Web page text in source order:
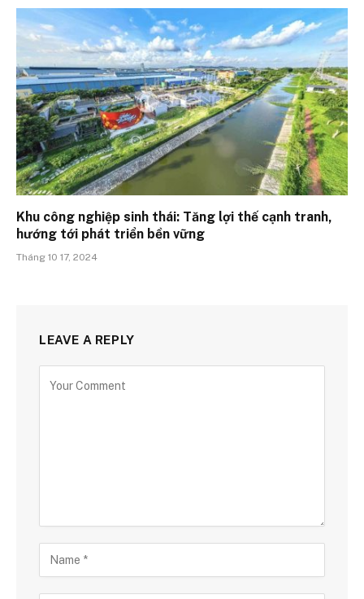
Khu công nghiệp sinh thái: Tăng lợi thế cạnh tranh,
hướng tới phát triển bền vững
Tháng 10 17, 2024
LEAVE A REPLY